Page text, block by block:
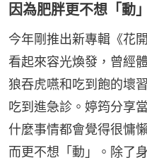
因為肥胖更不想「動
今年剛推出新專輯《花
看起來容光煥發，曾經
狼吞虎嚥和吃到飽的壞
吃到進急診。婷筠分享
什麼事情都會覺得很慵
而更不想「動」。除了